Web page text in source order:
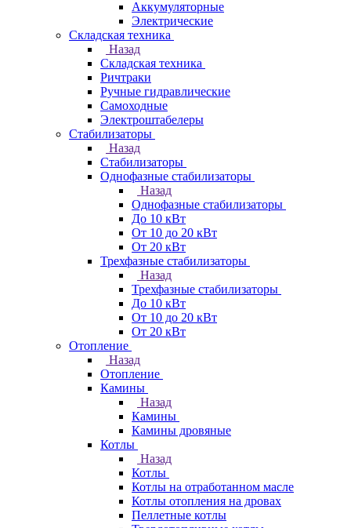
Аккумуляторные
Электрические
Складская техника
Назад
Складская техника
Ричтраки
Ручные гидравлические
Самоходные
Электроштабелеры
Стабилизаторы
Назад
Стабилизаторы
Однофазные стабилизаторы
Назад
Однофазные стабилизаторы
До 10 кВт
От 10 до 20 кВт
От 20 кВт
Трехфазные стабилизаторы
Назад
Трехфазные стабилизаторы
До 10 кВт
От 10 до 20 кВт
От 20 кВт
Отопление
Назад
Отопление
Камины
Назад
Камины
Камины дровяные
Котлы
Назад
Котлы
Котлы на отработанном масле
Котлы отопления на дровах
Пеллетные котлы